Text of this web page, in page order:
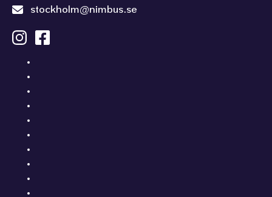
stockholm@nimbus.se